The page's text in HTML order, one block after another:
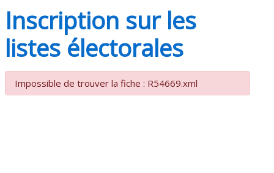
Inscription sur les
listes électorales
Impossible de trouver la fiche : R54669.xml